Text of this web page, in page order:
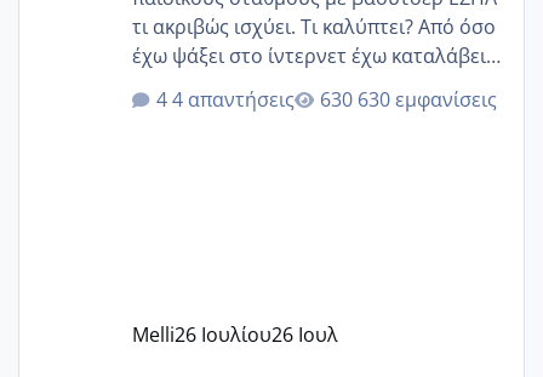
τι ακριβώς ισχύει. Τι καλύπτει? Από όσο
έχω ψάξει στο ίντερνετ έχω καταλάβει
ότι το βαουτσερ καλύπτει όλα τα
δίδακτρα και τα τροφεια του ιδιωτικού
Εγώ πήγα σε έναν ιδιωτικό παιδικό στ
4 απαντήσεις 630 εμφανίσεις
Melli26 Ιουλίου26 Ιουλ